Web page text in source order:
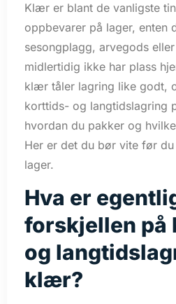
Klær er blant de vanligste
oppbevarer på lager, enten
sesongplagg, arvegods
midlertidig ikke har plass
klær tåler lagring like godt,
korttids- og langtidslagring
hvordan du pakker og
Her er det du bør vite før
lager.
Hva er
forskjellen på
og
klær?